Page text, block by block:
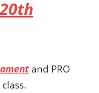
and PRO